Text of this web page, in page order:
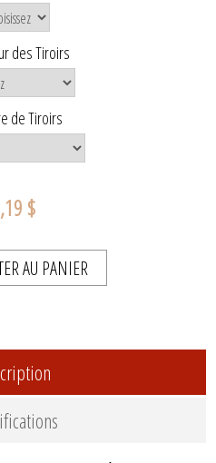
des Tiroirs
de Tiroirs
$
AU PANIER